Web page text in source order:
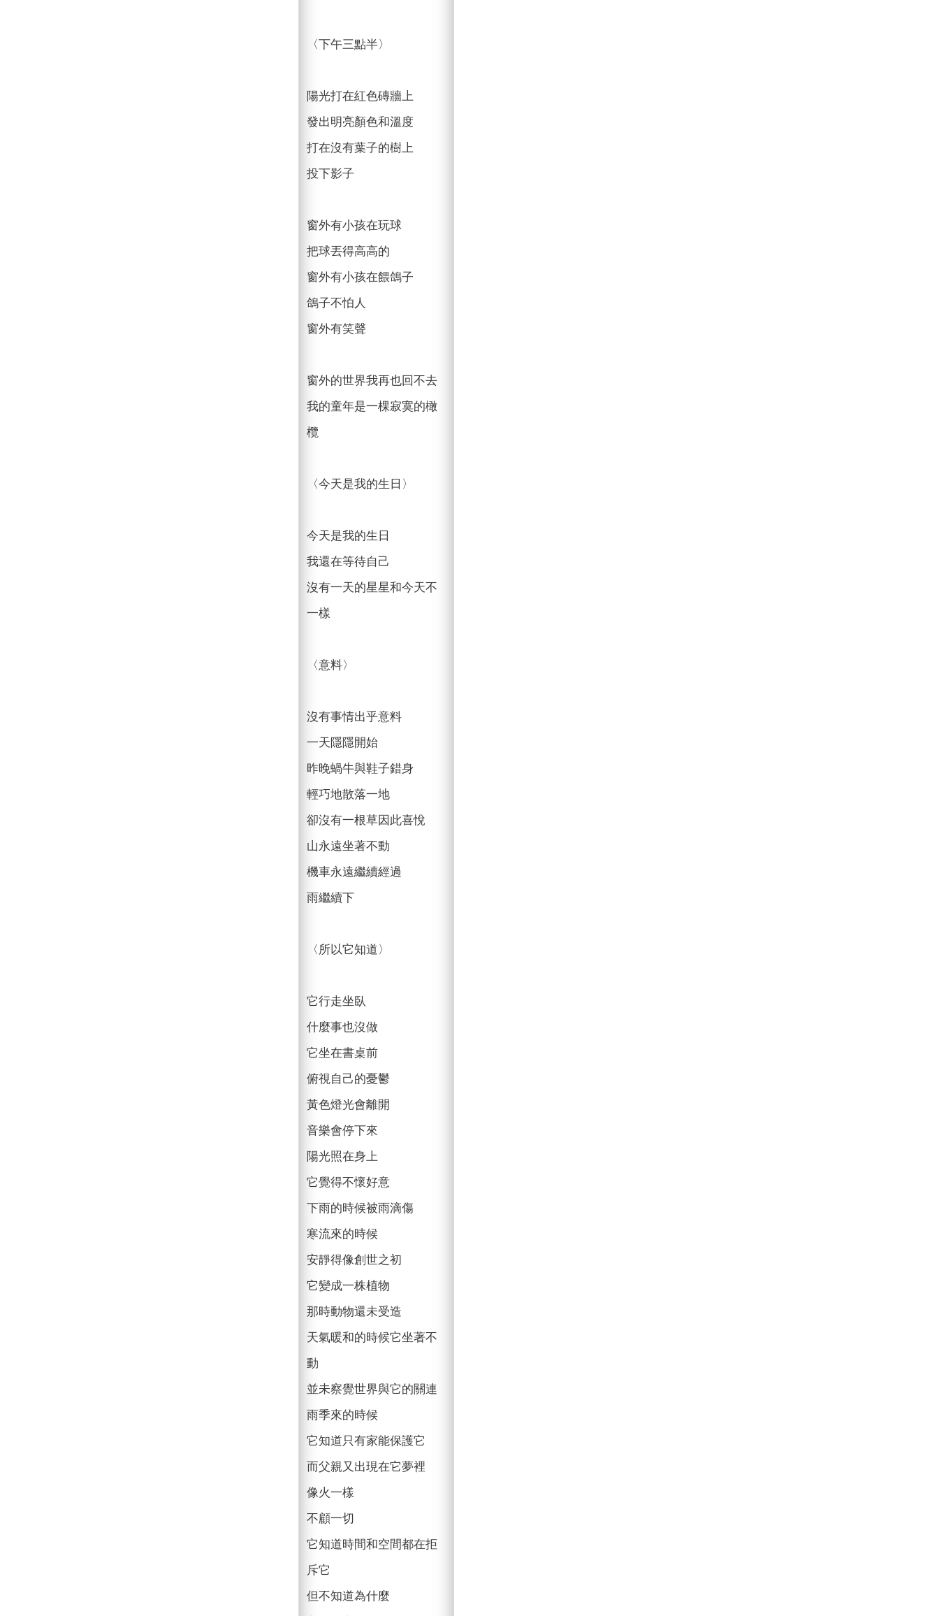
〈下午三點半〉
陽光打在紅色磚牆上
發出明亮顏色和溫度
打在沒有葉子的樹上
投下影子
窗外有小孩在玩球
把球丟得高高的
窗外有小孩在餵鴿子
鴿子不怕人
窗外有笑聲
窗外的世界我再也回不去
我的童年是一棵寂寞的橄
欖
〈今天是我的生日〉
今天是我的生日
我還在等待自己
沒有一天的星星和今天不
一樣
〈意料〉
沒有事情出乎意料
一天隱隱開始
昨晚蝸牛與鞋子錯身
輕巧地散落一地
卻沒有一根草因此喜悅
山永遠坐著不動
機車永遠繼續經過
雨繼續下
〈所以它知道〉
它行走坐臥
什麼事也沒做
它坐在書桌前
俯視自己的憂鬱
黃色燈光會離開
音樂會停下來
陽光照在身上
它覺得不懷好意
下雨的時候被雨滴傷
寒流來的時候
安靜得像創世之初
它變成一株植物
那時動物還未受造
天氣暖和的時候它坐著不
動
並未察覺世界與它的關連
雨季來的時候
它知道只有家能保護它
而父親又出現在它夢裡
像火一樣
不顧一切
它知道時間和空間都在拒
斥它
但不知道為什麼